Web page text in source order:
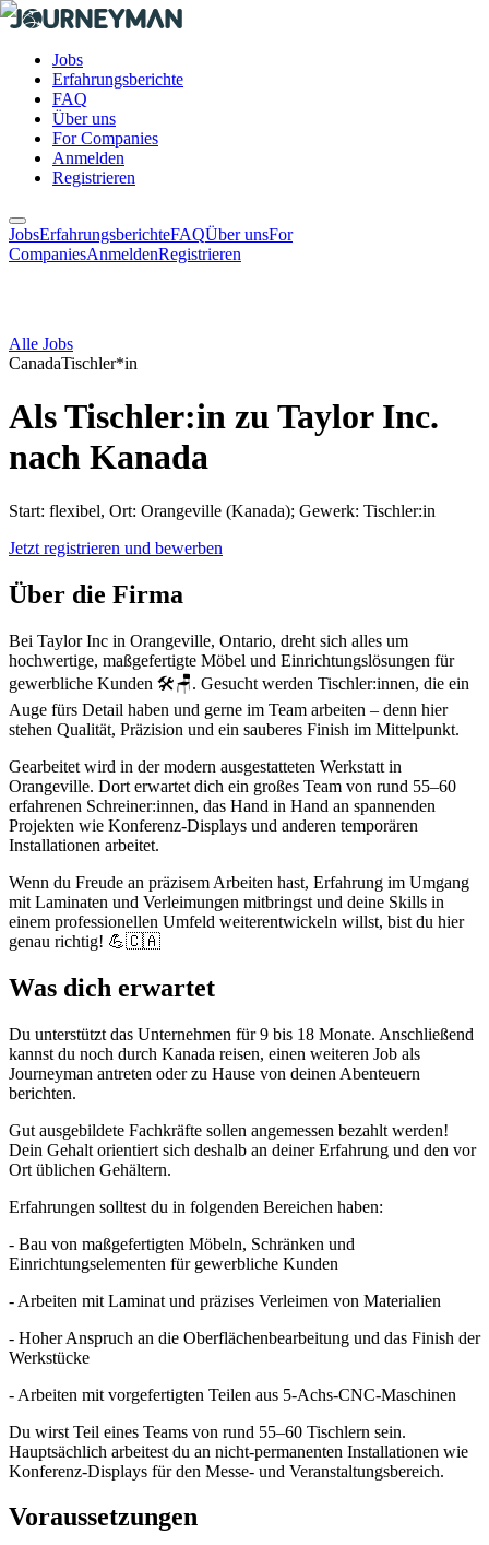
Jobs
Erfahrungsberichte
FAQ
Über uns
For Companies
Anmelden
Registrieren
JobsErfahrungsberichteFAQÜber unsFor
CompaniesAnmeldenRegistrieren
Alle Jobs
CanadaTischler*in
Als Tischler:in zu Taylor Inc.
nach Kanada
Start: flexibel, Ort: Orangeville (Kanada); Gewerk: Tischler:in
Jetzt registrieren und bewerben
Über die Firma
Bei Taylor Inc in Orangeville, Ontario, dreht sich alles um
hochwertige, maßgefertigte Möbel und Einrichtungslösungen für
gewerbliche Kunden 🛠️🪑. Gesucht werden Tischler:innen, die ein
Auge fürs Detail haben und gerne im Team arbeiten – denn hier
stehen Qualität, Präzision und ein sauberes Finish im Mittelpunkt.
Gearbeitet wird in der modern ausgestatteten Werkstatt in
Orangeville. Dort erwartet dich ein großes Team von rund 55–60
erfahrenen Schreiner:innen, das Hand in Hand an spannenden
Projekten wie Konferenz-Displays und anderen temporären
Installationen arbeitet.
Wenn du Freude an präzisem Arbeiten hast, Erfahrung im Umgang
mit Laminaten und Verleimungen mitbringst und deine Skills in
einem professionellen Umfeld weiterentwickeln willst, bist du hier
genau richtig! 💪🇨🇦
Was dich erwartet
Du unterstützt das Unternehmen für 9 bis 18 Monate. Anschließend
kannst du noch durch Kanada reisen, einen weiteren Job als
Journeyman antreten oder zu Hause von deinen Abenteuern
berichten.
Gut ausgebildete Fachkräfte sollen angemessen bezahlt werden!
Dein Gehalt orientiert sich deshalb an deiner Erfahrung und den vor
Ort üblichen Gehältern.
Erfahrungen solltest du in folgenden Bereichen haben:
- Bau von maßgefertigten Möbeln, Schränken und
Einrichtungselementen für gewerbliche Kunden
- Arbeiten mit Laminat und präzises Verleimen von Materialien
- Hoher Anspruch an die Oberflächenbearbeitung und das Finish der
Werkstücke
- Arbeiten mit vorgefertigten Teilen aus 5-Achs-CNC-Maschinen
Du wirst Teil eines Teams von rund 55–60 Tischlern sein.
Hauptsächlich arbeitest du an nicht-permanenten Installationen wie
Konferenz-Displays für den Messe- und Veranstaltungsbereich.
Voraussetzungen